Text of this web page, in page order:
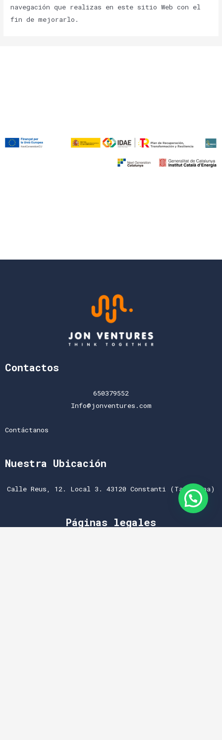
navegación que realizas en este sitio Web con el
fin de mejorarlo.
Páginas legales
Contactos
650379552
Info@jonventures.com
Contáctanos
Nuestra Ubicación
Calle Reus, 12. Local 3. 43120 Constanti (Tarragona)